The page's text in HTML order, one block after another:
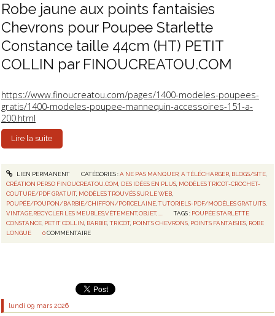
Robe jaune aux points fantaisies
Chevrons pour Poupee Starlette
Constance taille 44cm (HT) PETIT
COLLIN par FINOUCREATOU.COM
https://www.finoucreatou.com/pages/1400-modeles-poupees-
gratis/1400-modeles-poupee-mannequin-accessoires-151-a-
200.html
Lire la suite
LIEN PERMANENT CATÉGORIES :A NE PAS MANQUER, A TÉLÉCHARGER, BLOGS/SITE,
CRÉATION PERSO FINOUCREATOU.COM DES IDÉES EN PLUS MODÈLES TRICOT-CROCHET-
COUTURE/PDF GRATUIT, MODÈLES TROUVÉS SUR LE WEB
POUPÉE/POUPON/BARBIE/CHIFFON/PORCELAINE ,TUTORIELS-PDF/MODÈLES GRATUITS
VINTAGE,RECYCLER LES MEUBLES,VÊTEMENT,OBJET,....
TAGS : POUPÉE STARLETTE
CONSTANCE PETIT COLLIN BARBIE ,TRICOT, POINTS CHEVRONS POINTS FANTAISIES ROBE
LONGUE
0 COMMENTAIRE
lundi 09 mars 2026